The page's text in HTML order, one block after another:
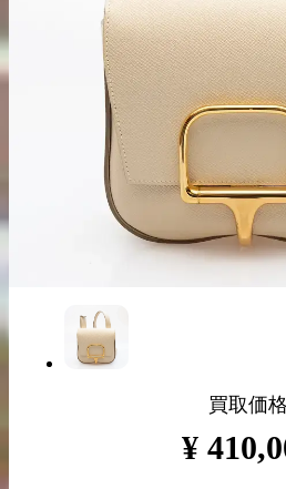
出張買取の
お申込み
LINE査定
買取価格
¥